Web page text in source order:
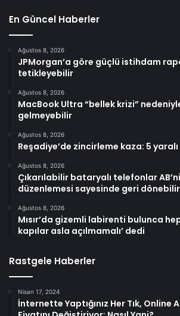
En Güncel Haberler
Ağustos 8, 2026
JPMorgan’a göre güçlü istihdam
tetikleyebilir
Ağustos 8, 2026
MacBook Ultra “bellek krizi”
gelmeyebilir
Ağustos 8, 2026
Reşadiye’de zincirleme kaza: 5 yaralı
Ağustos 8, 2026
Çıkarılabilir bataryalı telefonlar
düzenlemesi sayesinde geri dönebilir
Ağustos 8, 2026
Mısır’da gizemli labirenti bulunca
kapılar asla açılmamalı’ dedi
Rastgele Haberler
Nisan 17, 2024
İnternette Yaptığınız Her Tık, Online